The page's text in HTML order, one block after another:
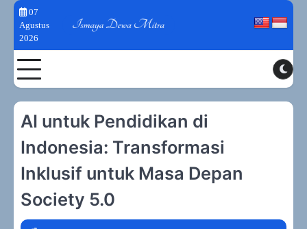
Skip
content
07
Agustus
2026
Toggle
AI untuk Pendidikan di
Indonesia: Transformasi
Inklusif untuk Masa Depan
Society 5.0